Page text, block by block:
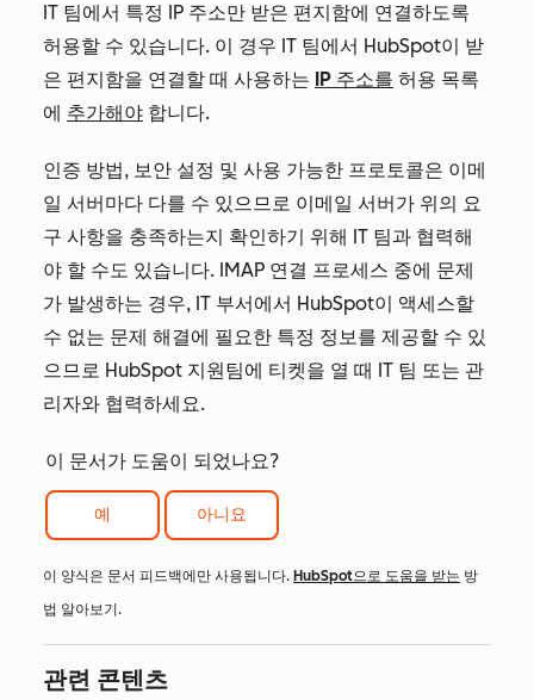
IT 팀에서 특정 IP 주소만 받은 편지함에 연결하도록
허용할 수 있습니다. 이 경우 IT 팀에서 HubSpot이 받
은 편지함을 연결할 때 사용하는 IP 주소를 허용 목록
에 추가해야 합니다.
인증 방법, 보안 설정 및 사용 가능한 프로토콜은 이메
일 서버마다 다를 수 있으므로 이메일 서버가 위의 요
구 사항을 충족하는지 확인하기 위해 IT 팀과 협력해
야 할 수도 있습니다. IMAP 연결 프로세스 중에 문제
가 발생하는 경우, IT 부서에서 HubSpot이 액세스할
수 없는 문제 해결에 필요한 특정 정보를 제공할 수 있
으므로 HubSpot 지원팀에 티켓을 열 때 IT 팀 또는 관
리자와 협력하세요.
이 문서가 도움이 되었나요?
예 아니요
이 양식은 문서 피드백에만 사용됩니다. HubSpot으로 도움을 받는 방
법 알아보기.
관련 콘텐츠